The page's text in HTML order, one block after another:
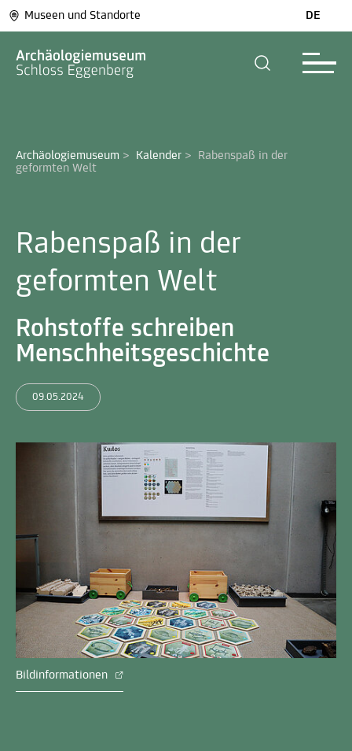
Museen und Standorte DE
Archäologiemuseum > Kalender >
Rabenspaß in der
geformten Welt
Rabenspaß in der
geformten Welt
Rohstoffe schreiben
Menschheitsgeschichte
09.05.2024
Bildinformationen